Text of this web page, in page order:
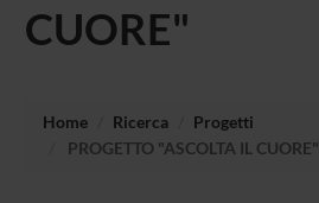
CUORE"
Home Ricerca
Progetti
PROGETTO "ASCOLTA IL CUORE"